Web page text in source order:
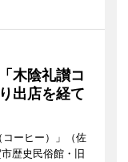
木陰礼讃コ
出店を経て
ーヒー）」（佐
歴史民俗館・旧